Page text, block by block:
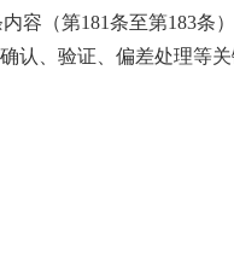
容（第181条至第183条
认、验证、偏差处理等